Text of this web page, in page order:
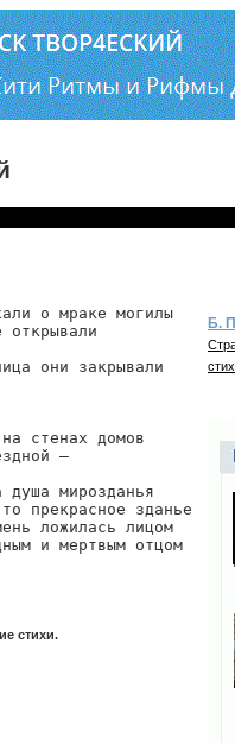
о мраке могилы
открывали
они закрывали
стенах домов
—
душа мирозданья
прекрасное зданье
ложилась лицом
и мертвым отцом
стихи.
Б.